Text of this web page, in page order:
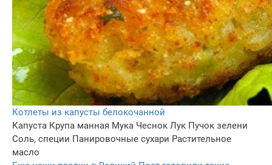
Котлеты из капусты белокочанной
Капуста Крупа манная Мука Чеснок Лук Пучок зелени
Соль, специи Панировочные сухари Растительное
масло